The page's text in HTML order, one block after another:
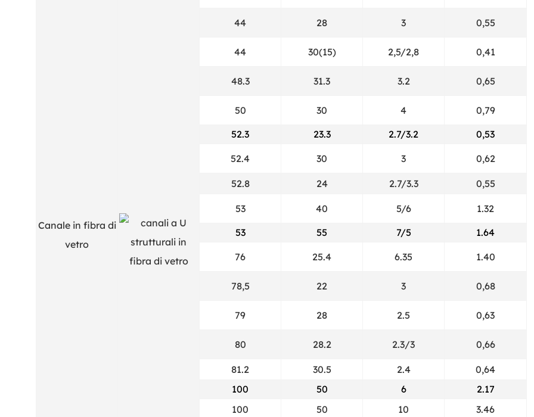
Canale in fibra di
vetro
44 28 3 0,55
44 30(15) 2,5/2,8 0,41
48.3 31.3 3.2 0,65
50 30 4
0,79
52.3
23.3 2.7/3.2 0,53
52.4 30 3 0,62
52.8 24 2.7/3.3 0,55
53 40 5/6
1.32
53
55 7/5 1.64
76 25.4 6.35 1.40
78,5 22 3 0,68
79 28 2.5 0,63
80 28.2 2.3/3 0,66
81.2 30.5 2.4
0,64
100
50 6
2.17
100
50 10
3.46